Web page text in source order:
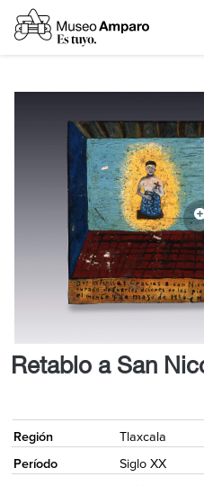
Retablo a San
Región
Tlaxcala
Período
Siglo XX